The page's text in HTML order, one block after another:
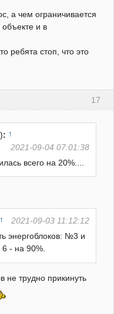
а чем ограничивается
и в
ребята стоп, что это
17
: ↑
2021-09-04 07:01:38
всего на 20%....
↑
2021-09-03 11:12:12
энергоблоков: №3 и
- на 90%.
не трудно прикинуть